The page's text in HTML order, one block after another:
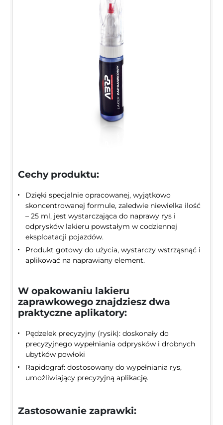
Cechy produktu:
Dzięki specjalnie opracowanej, wyjątkowo
skoncentrowanej formule, zaledwie niewielka ilość
– 25 ml, jest wystarczająca do naprawy rys i
odprysków lakieru powstałym w codziennej
eksploatacji pojazdów.
Produkt gotowy do użycia, wystarczy wstrząsnąć i
aplikować na naprawiany element.
W opakowaniu lakieru
zaprawkowego znajdziesz dwa
praktyczne aplikatory:
Pędzelek precyzyjny (rysik): doskonały do
precyzyjnego wypełniania odprysków i drobnych
ubytków powłoki
Rapidograf: dostosowany do wypełniania rys,
umożliwiający precyzyjną aplikację.
Zastosowanie zaprawki: